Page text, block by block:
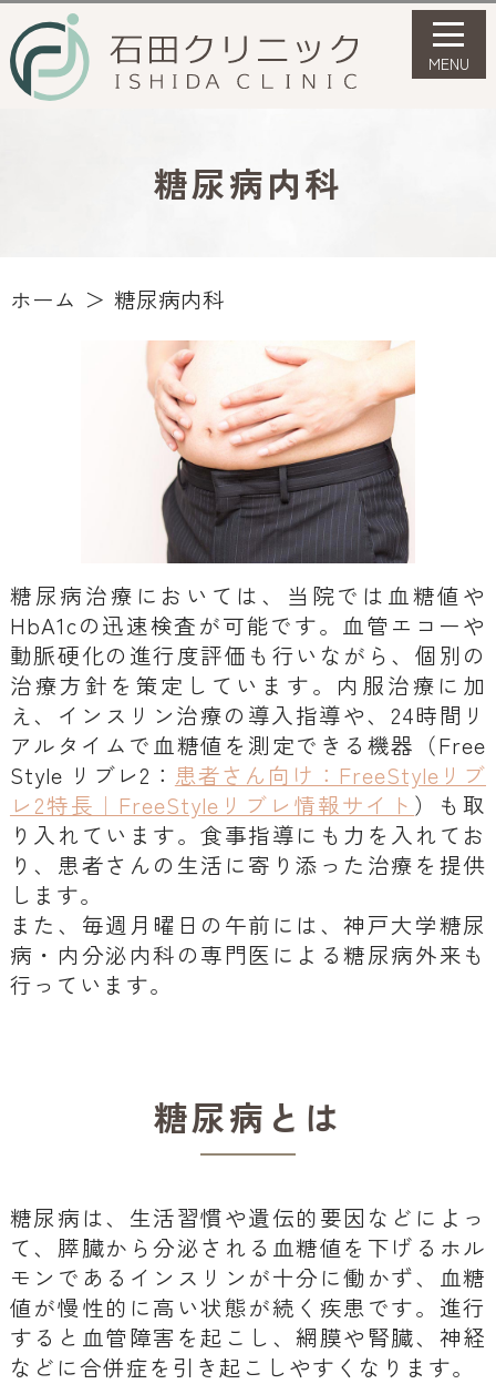
糖尿病内科
ホーム 糖尿病内科
糖尿病治療においては、当院では血糖値や
HbA1cの迅速検査が可能です。血管エコーや
動脈硬化の進行度評価も行いながら、個別の
治療方針を策定しています。内服治療に加
え、インスリン治療の導入指導や、24時間リ
アルタイムで血糖値を測定できる機器（Free
Style リブレ2： 患者さん向け：FreeStyleリブ
レ2特長｜FreeStyleリブレ情報サイト ）も取
り入れています。食事指導にも力を入れてお
り、患者さんの生活に寄り添った治療を提供
します。
また、毎週月曜日の午前には、神戸大学糖尿
病・内分泌内科の専門医による糖尿病外来も
行っています。
糖尿病とは
糖尿病は、生活習慣や遺伝的要因などによっ
て、膵臓から分泌される血糖値を下げるホル
モンであるインスリンが十分に働かず、血糖
値が慢性的に高い状態が続く疾患です。進行
すると血管障害を起こし、網膜や腎臓、神経
などに合併症を引き起こしやすくなります。